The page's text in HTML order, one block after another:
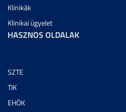
Klinikák
Klinikai ügyelet
HASZNOS OLDALAK
SZTE
TIK
EHÖK